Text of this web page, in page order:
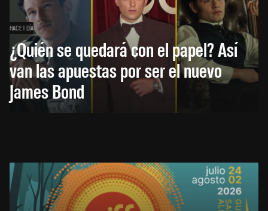
HACE 1 DÍA
¿Quién se quedará con el papel? Así
van las apuestas por ser el nuevo
James Bond